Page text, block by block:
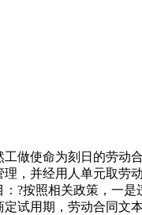
使命为刻日的劳动
，并经用人单元取
?按照相关政策，一
试用期，劳动合同